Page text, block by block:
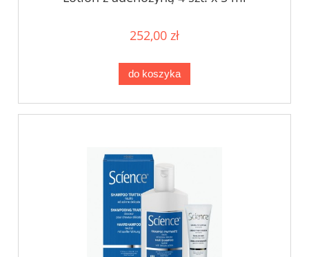
252,00 zł
do koszyka